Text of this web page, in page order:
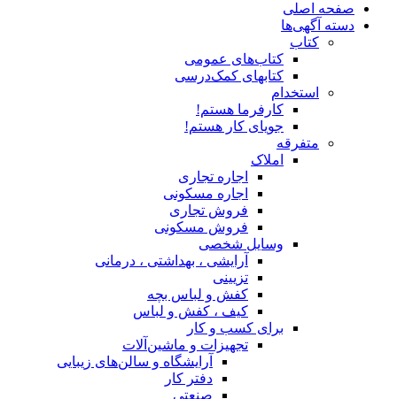
صفحه اصلی
دسته آگهی‌ها
کتاب
کتاب‌های عمومی
کتابهای کمک‌درسی
استخدام
کارفرما هستم!
جویای کار هستم!
متفرقه
املاک
اجاره تجاری
اجاره مسکونی
فروش تجاری
فروش مسکونی
وسایل شخصی
آرایشی ، بهداشتی ، درمانی
تزیینی
کفش و لباس بچه
کیف ، کفش و لباس
برای کسب و کار
تجهیزات و ماشین‌آلات
آرایشگاه و سالن‌های زیبایی
دفتر کار
صنعتی